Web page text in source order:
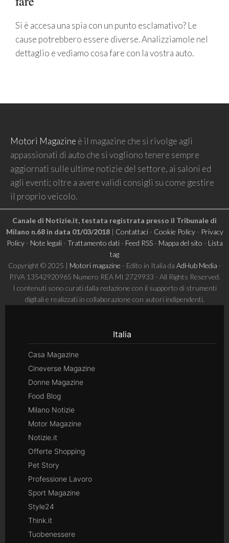
Si è accesa una spia con un punto esclamativo? Le
cause potrebbero essere diverse. Analizziamole nel
dettaglio e vediamo cosa fare con la vostra auto.
Motori Magazine è il magazine che si rivolge agli
appassionati di auto che si vogliono tenere sempre
aggiornati sulle ultime notizie del settore, ai saloni ed
agli eventi; oltre a avere validi consigli su come gestire
il proprio veicolo.
Canale di Notizie.it, testata registrata presso il Tribunale di
Milano n.68 in data 01/03/2018| Contattaci- Cookie Policy- Privacy
Policy- Note legali- Trattamento dati- Feed RSS- Mappa del sito - Lista
tag
Copyright © 2025 | Motori magazine - Edito in Italia da AdHub Media -
P.IVA 13542920965 Numero REA MI 2729933 - All Rights Reserved.
I contenuti sono curati dalla redazione con il supporto di strumenti
digitali e realizzati in collaborazione con autori indipendenti.
Italia
Casa Magazine
Cineverse Magazine
Donne Magazine
Food Blog
Milano Notizie
Motor Magazine
Notizie.it
Offerte Shopping
Pet Story
Professione Lavoro
Sport Magazine
Style24
Think.it
Tuobenessere